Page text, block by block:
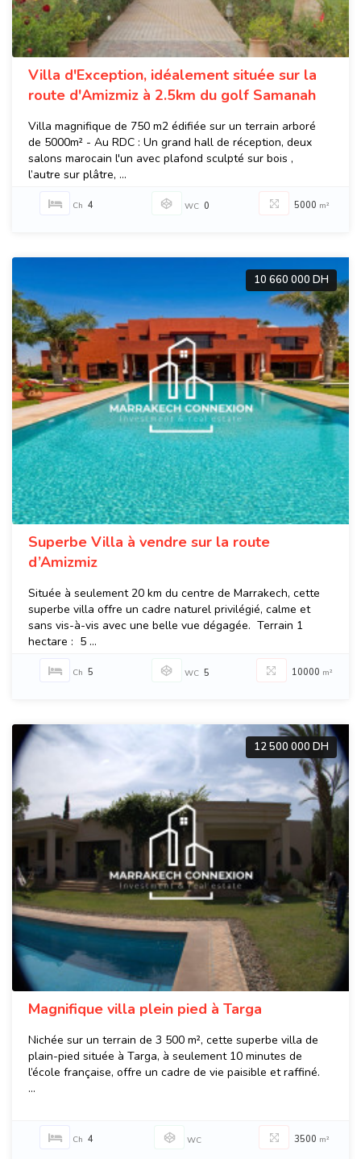
Villa d'Exception, idéalement située sur la
route d'Amizmiz à 2.5km du golf Samanah
Villa magnifique de 750 m2 édifiée sur un terrain arboré
de 5000m² - Au RDC : Un grand hall de réception, deux
salons marocain l'un avec plafond sculpté sur bois ,
l’autre sur plâtre, ...
Ch 4 WC 0 5000 m²
10 660 000 DH
Superbe Villa à vendre sur la route
d’Amizmiz
Située à seulement 20 km du centre de Marrakech, cette
superbe villa offre un cadre naturel privilégié, calme et
sans vis-à-vis avec une belle vue dégagée. Terrain 1
hectare : 5 ...
Ch 5 WC 5 10000 m²
12 500 000 DH
Magnifique villa plein pied à Targa
Nichée sur un terrain de 3 500 m², cette superbe villa de
plain-pied située à Targa, à seulement 10 minutes de
l’école française, offre un cadre de vie paisible et raffiné.
...
Ch 4 WC 3500 m²